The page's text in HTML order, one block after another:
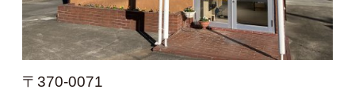
〒370-0071